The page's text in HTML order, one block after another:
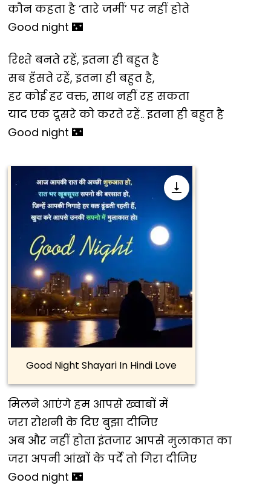
कौन कहता है ‘तारे जमीं’ पर नहीं होते
Good night 🌃
रिश्ते बनते रहें, इतना ही बहुत है
सब हँसते रहें, इतना ही बहुत है,
हर कोई हर वक्त, साथ नहीं रह सकता
याद एक दूसरे को करते रहें.. इतना ही बहुत है
Good night 🌃
Good Night Shayari In Hindi Love
मिलने आएंगे हम आपसे ख्वाबों में
जरा रोशनी के दिए बुझा दीजिए
अब और नहीं होता इंतजार आपसे मुलाकात का
जरा अपनी आंखों के पर्दे तो गिरा दीजिए
Good night 🌃